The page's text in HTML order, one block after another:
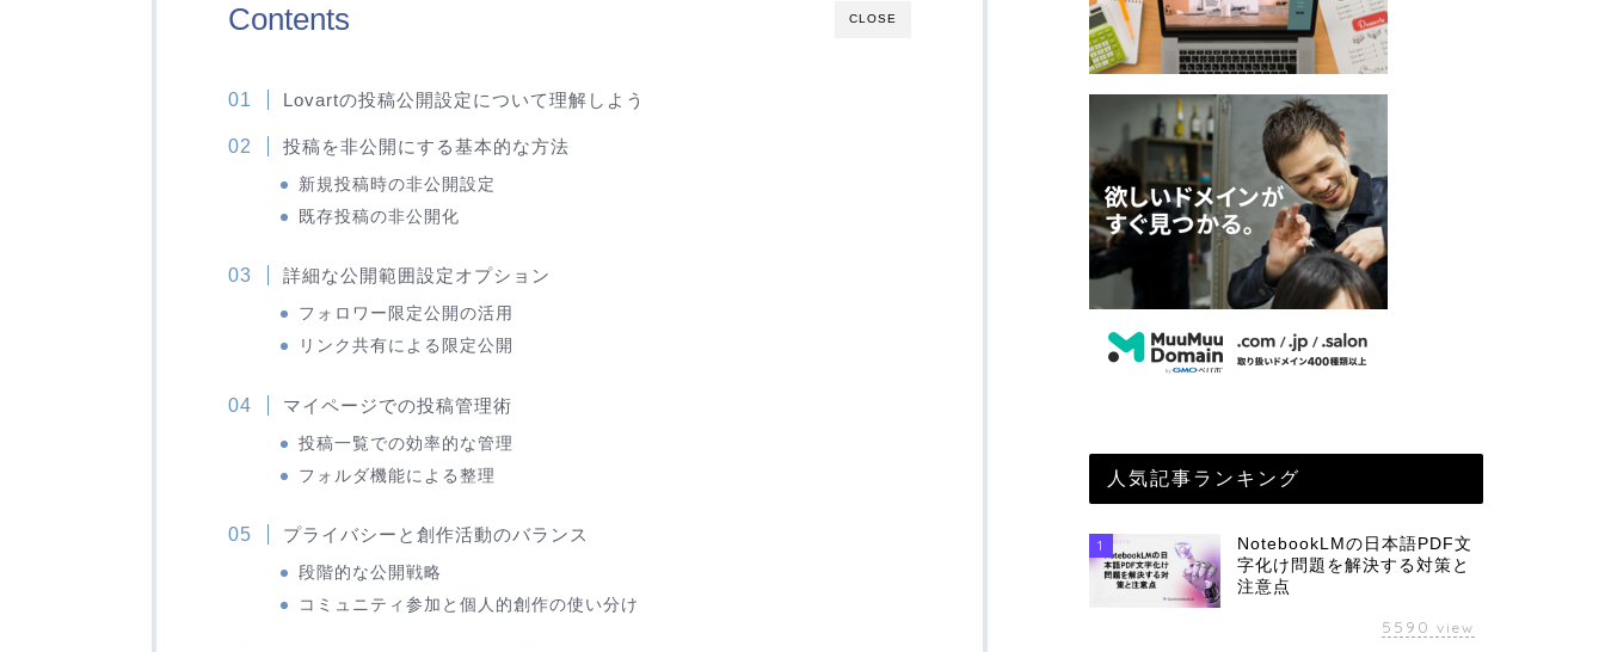
CLOSE
Contents
Lovartの投稿公開設定について理解しよう
投稿を非公開にする基本的な方法
新規投稿時の非公開設定
既存投稿の非公開化
詳細な公開範囲設定オプション
フォロワー限定公開の活用
リンク共有による限定公開
マイページでの投稿管理術
投稿一覧での効率的な管理
フォルダ機能による整理
プライバシーと創作活動のバランス
段階的な公開戦略
コミュニティ参加と個人的創作の使い分け
人気記事ランキング
1
NotebookLMの日本語PDF文
字化け問題を解決する対策と
注意点
5590 view